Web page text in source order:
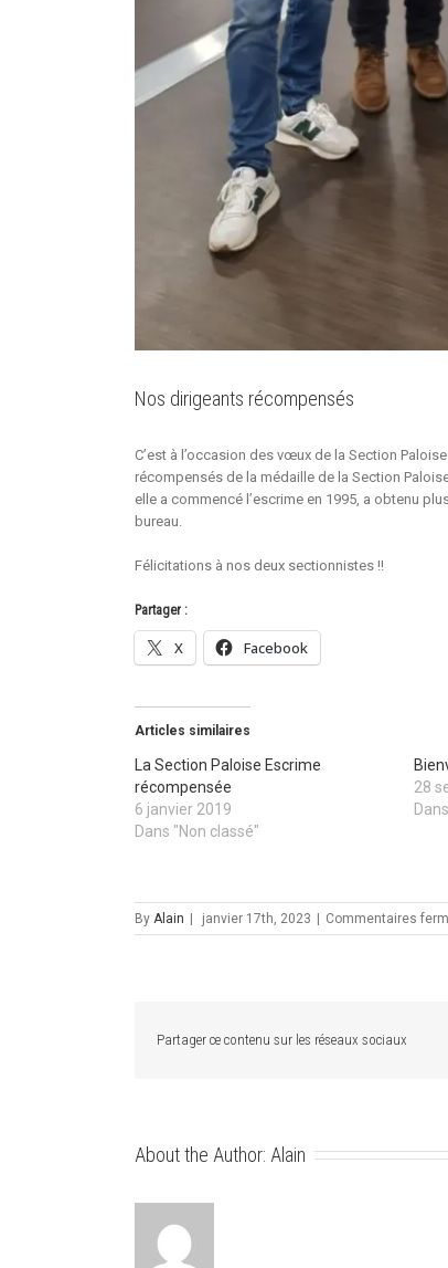
Nos dirigeants récompensés
C’est à l’occasion des vœux de la Section
récompensés de la médaille de la Section
elle a commencé l’escrime en 1995, a obtenu
bureau.
Félicitations à nos deux sectionnistes !!
Partager :
X Facebook
Articles similaires
La Section Paloise Escrime
récompensée
6 janvier 2019
Dans "Non classé"
28
By Alain | janvier 17th, 2023 | Commentaires
Partager ce contenu sur les réseaux sociaux
About the Author: Alain